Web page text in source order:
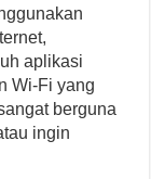
aplikasi
Wi-Fi yang
berguna
ingin